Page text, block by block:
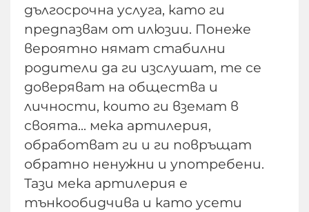
дългосрочна услуга, като ги
предпазвам от илюзии. Понеже
вероятно нямат стабилни
родители да ги изслушат, те се
доверяват на общества и
личности, които ги вземат в
своята... мека артилерия,
обработват ги и ги повръщат
обратно ненужни и употребени.
Тази мека артилерия е
тънкообидчива и като усети